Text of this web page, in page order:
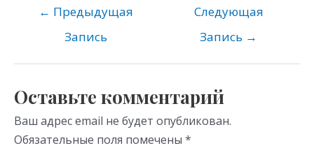
o
kl
as
ni
ki
gr
a
m p
← Предыдущая
Запись
Следующая
Запись →
Оставьте комментарий
Ваш адрес email не будет опубликован.
Обязательные поля помечены *